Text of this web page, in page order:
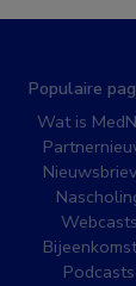
Populaire
Wat is
Webcasts
Podcasts